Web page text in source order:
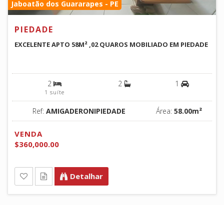
Jaboatão dos Guararapes - PE
PIEDADE
EXCELENTE APTO 58M² ,02 QUAROS MOBILIADO EM PIEDADE
2
1 suíte
2 1
Ref: AMIGADERONIPIEDADE Área: 58.00m²
VENDA
$360,000.00
Detalhar